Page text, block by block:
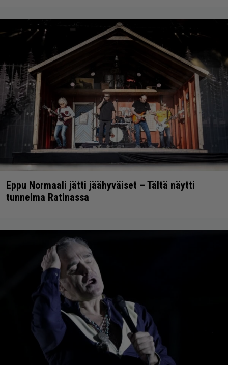
Eppu Normaali jätti jäähyväiset – Tältä näytti
tunnelma Ratinassa